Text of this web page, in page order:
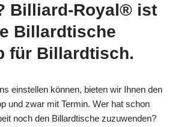
Billiard-Royal® ist
Billardtische
für Billardtisch.
einstellen können, bieten wir Ihnen den
und zwar mit Termin. Wer hat schon
noch den Billardtische zuzuwenden?